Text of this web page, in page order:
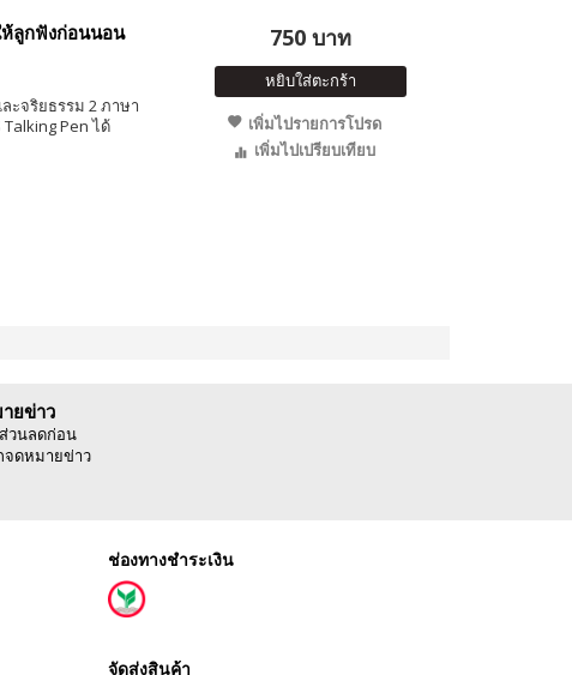
ห้ลูกฟังก่อนนอน
ะจริยธรรม 2 ภาษา
Pen ได้
750 บาท
หยิบใส่ตะกร้า
เพิ่มไปรายการโปรด
เพิ่มไปเปรียบเทียบ
ยข่าว
วนลดก่อน
จดหมายข่าว
ช่องทางชำระเงิน
จัดส่งสินค้า